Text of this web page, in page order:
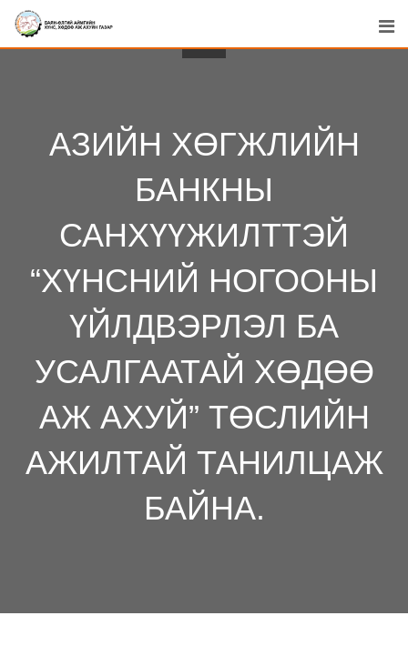
Skip
АЗИЙН ХӨГЖЛИЙН
БАНКНЫ
САНХҮҮЖИЛТТЭЙ
“ХҮНСНИЙ НОГООНЫ
ҮЙЛДВЭРЛЭЛ БА
УСАЛГААТАЙ ХӨДӨӨ
АЖ АХУЙ” ТӨСЛИЙН
АЖИЛТАЙ ТАНИЛЦАЖ
БАЙНА.